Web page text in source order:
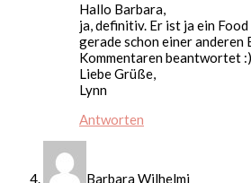
Hallo Barbara,
ja, definitiv. Er ist ja ein
gerade schon einer anderen
Kommentaren beantwortet
Liebe Grüße,
Lynn
Antworten
Barbara Wilhelmi